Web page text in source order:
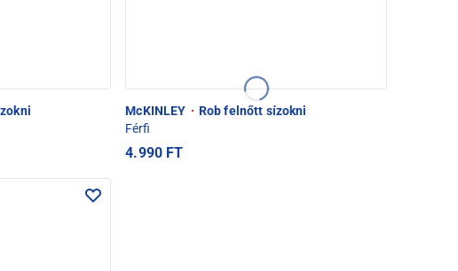
McKINLEY · Rob felnőtt sízokni
Férfi
4.990 FT